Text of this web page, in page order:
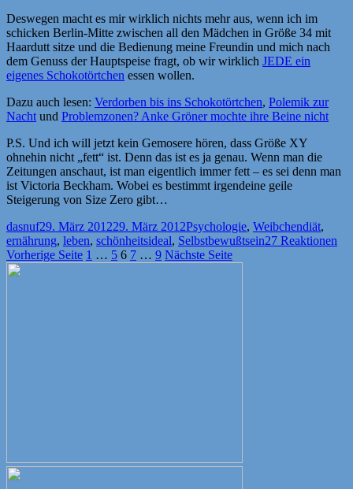
Deswegen macht es mir wirklich nichts mehr aus, wenn ich im
schicken Berlin-Mitte zwischen all den Mädchen in Größe 34 mit
Haardutt sitze und die Bedienung meine Freundin und mich nach
dem Genuss der Hauptspeise fragt, ob wir wirklich JEDE ein
eigenes Schokotörtchen essen wollen.
Dazu auch lesen: Verdorben bis ins Schokotörtchen, Polemik zur
Nachtund Problemzonen? Anke Gröner mochte ihre Beine nicht
P.S. Und ich will jetzt kein Gemosere hören, dass Größe XY
ohnehin nicht „fett“ ist. Denn das ist es ja genau. Wenn man die
Zeitungen anschaut, ist man eigentlich immer fett – es sei denn man
ist Victoria Beckham. Wobei es bestimmt irgendeine geile
Steigerung von Size Zero gibt…
Autor
dasnufVeröffentlicht
am
29. März 201229. März 2012Kategorien
Psychologie, Weibchendiät,
ernährung, leben, schönheitsideal, Selbstbewußtsein27 Reaktionen
Seitennummerierung
der
Vorherige Seite Seite
1 … Seite
5 Seite
6 Seite
7 … Seite
9 Nächste Seite